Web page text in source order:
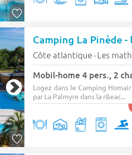
Camping La Pinède -
Côte atlantique- Les
Mobil-home 4 pers., 2
Logez dans le Camping
par La Palmyre dans la r&eac...